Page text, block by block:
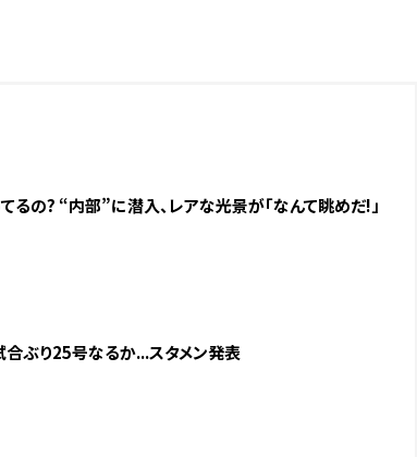
るの? “内部”に潜入、レアな光景が「なんて眺めだ!」
合ぶり25号なるか...スタメン発表